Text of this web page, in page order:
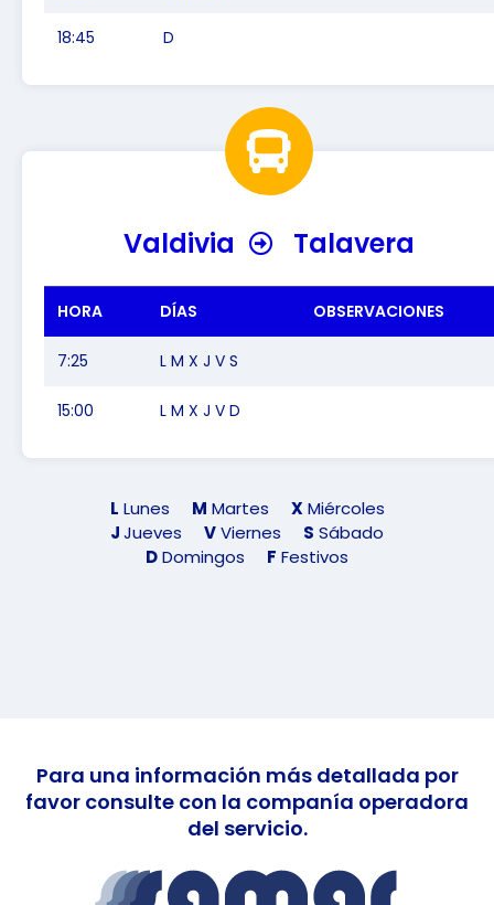
18:45 D
Valdivia Talavera
HORA DÍAS OBSERVACIONES
7:25 L M X J V S
15:00 L M X J V D
L Lunes M Martes XMiércoles
JJueves VViernes S Sábado
DDomingos F Festivos
Para una información más detallada por
favor consulte con la companía operadora
del servicio.